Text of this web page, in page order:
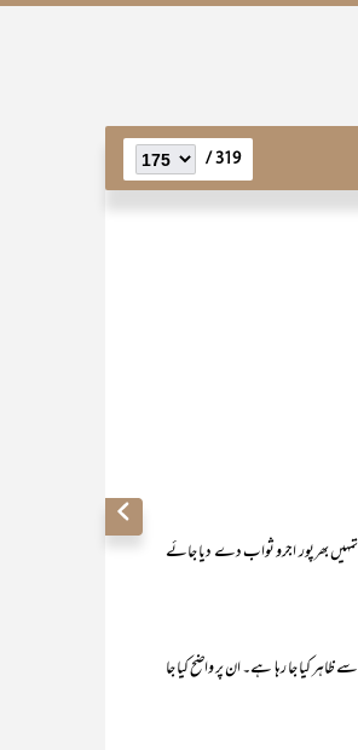
319 /
تمہیں بھرپور اجرو ثواب دے دیا جائے
جا رہا ہے۔ ان پر واضح کیا جا